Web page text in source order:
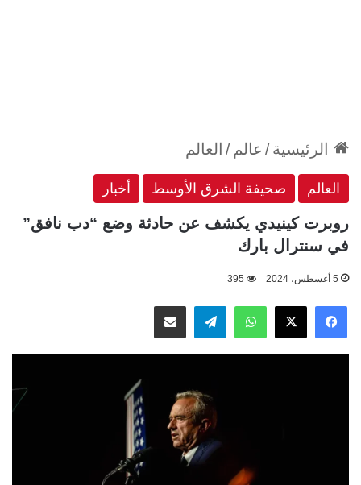
الرئيسية/ عالم / العالم
العالم صحيفة الشرق الأوسط أخبار
روبرت كينيدي يكشف عن حادثة وضع “دب نافق”
في سنترال بارك
5 أغسطس، 2024 395
فيسبوك
‫X واتسابتيلقراممشاركة عبر البريد